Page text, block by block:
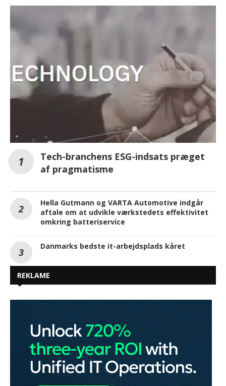
Tech-branchens ESG-indsats præget
af pragmatisme
Hella Gutmann og VARTA Automotive indgår
aftale om at udvikle værkstedets effektivitet
omkring batteriservice
Danmarks bedste it-arbejdsplads kåret
REKLAME